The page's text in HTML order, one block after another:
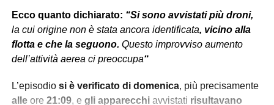
Ecco quanto dichiarato: “Si sono avvistati più droni,
la cui origine non è stata ancora identificata, vicino alla
flotta e che la seguono. Questo improvviso aumento
dell’attività aerea ci preoccupa“
L’episodiosi è verificato di domenica, più precisamente
alleore 21:09, e gli apparecchiavvistati risultavano